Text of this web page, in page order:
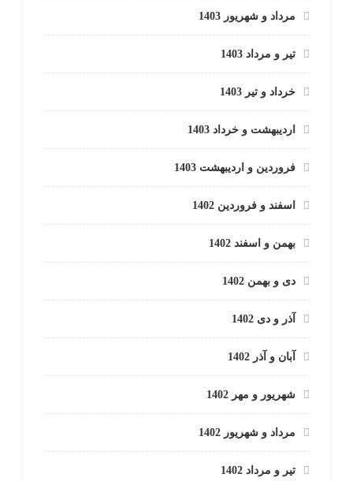
مرداد و شهریور 1403
تیر و مرداد 1403
خرداد و تیر 1403
اردیبهشت و خرداد 1403
فروردین و اردیبهشت 1403
اسفند و فروردین 1402
بهمن و اسفند 1402
دی و بهمن 1402
آذر و دی 1402
آبان و آذر 1402
شهریور و مهر 1402
مرداد و شهریور 1402
تیر و مرداد 1402